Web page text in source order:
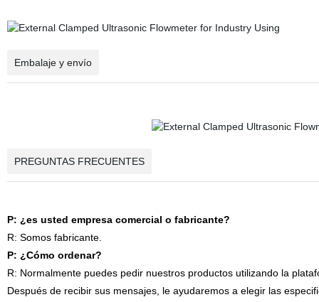
Embalaje y envío
PREGUNTAS FRECUENTES
P: ¿es usted empresa comercial o fabricante?
R: Somos fabricante.
P: ¿Cómo ordenar?
R: Normalmente puedes pedir nuestros productos utilizando la
Después de recibir sus mensajes, le ayudaremos a elegir las